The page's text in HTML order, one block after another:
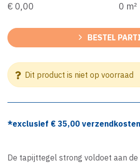
€ 0,00
0 m²
BESTEL
Dit product is niet op voorraad
*exclusief € 35,00 verzendkosten
De tapijttegel strong voldoet aan de